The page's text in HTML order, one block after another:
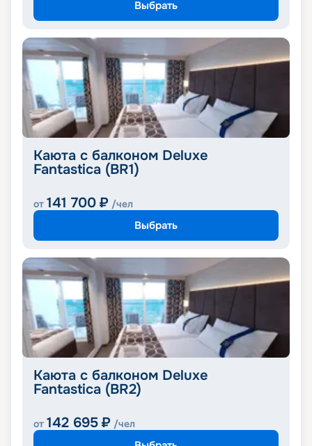
Выбрать
Каюта с балконом Deluxe
Fantastica (BR1)
от 141 700 ₽ /чел
Выбрать
Каюта с балконом Deluxe
Fantastica (BR2)
от 142 695 ₽ /чел